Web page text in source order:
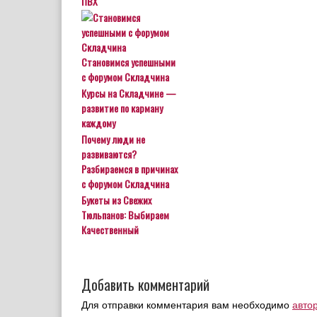
Становимся успешными
с форумом Складчина
Курсы на Складчине —
развитие по карману
каждому
Почему люди не
развиваются?
Разбираемся в причинах
с форумом Складчина
Букеты из Свежих
Тюльпанов: Выбираем
Качественный
Добавить комментарий
Для отправки комментария вам необходимо